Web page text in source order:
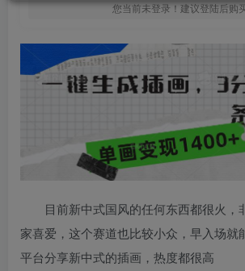
您当前未登录！建议登陆后购
目前新中式国风的任何东西都很火，
家喜爱，这个赛道也比较小众，早入场就
平台分享新中式的插画，热度都很高